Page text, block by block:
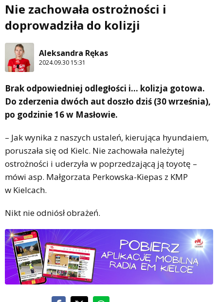
Nie zachowała ostrożności i
doprowadziła do kolizji
Aleksandra Rękas
2024.09.30 15:31
Brak odpowiedniej odległości i… kolizja gotowa.
Do zderzenia dwóch aut doszło dziś (30 września),
po godzinie 16 w Masłowie.
– Jak wynika z naszych ustaleń, kierująca hyundaiem,
poruszała się od Kielc. Nie zachowała należytej
ostrożności i uderzyła w poprzedzającą ją toyotę –
mówi asp. Małgorzata Perkowska-Kiepas z KMP
w Kielcach.
Nikt nie odniósł obrażeń.